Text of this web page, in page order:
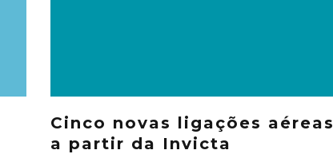
Cinco novas ligações aéreas
a partir da Invicta